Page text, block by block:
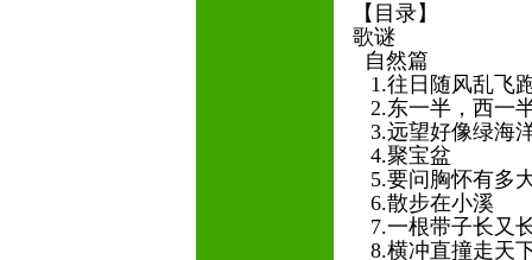
【目录】
歌谜
自然篇
1.往日随风乱飞
2.东一半，西一
3.远望好像绿海
4.聚宝盆
5.要问胸怀有多
6.散步在小溪
7.一根带子长又
8.横冲直撞走天